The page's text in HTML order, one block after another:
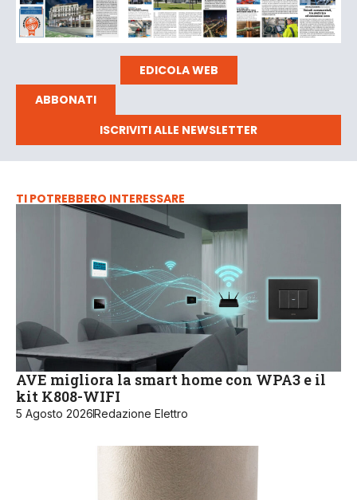
EDICOLA WEB
ABBONATI
ISCRIVITI ALLE NEWSLETTER
TI POTREBBERO INTERESSARE
AVE migliora la smart home con WPA3 e il
kit K808-WIFI
5 Agosto 2026Redazione Elettro